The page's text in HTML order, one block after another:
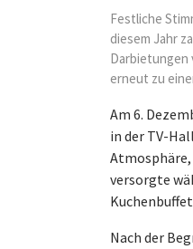
Festliche
diesem Jahr
Darbietungen
erneut zu
Am 6.
in der TV-
versorgte
Nach der